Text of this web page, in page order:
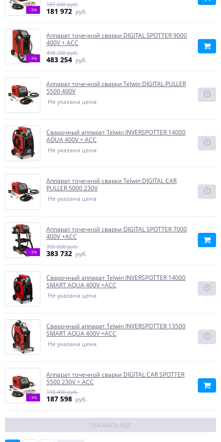
-3% 181 972 руб.
187 600 руб.
-3%
Аппарат точечной сварки DIGITAL SPOTTER 9000
400V + ACC
483 254 руб.
498 200 руб.
Аппарат точечной сварки Telwin DIGITAL PULLER
5500 400V
Не указана цена
Сварочный аппарат Telwin INVERSPOTTER 14000
AQUA 400V + ACC
Не указана цена
Аппарат точечной сварки Telwin DIGITAL CAR
PULLER 5000 230V
Не указана цена
-3%
Аппарат точечной сварки DIGITAL SPOTTER 7000
400V +ACC
383 732 руб.
395 600 руб.
Сварочный аппарат Telwin INVERSPOTTER 14000
SMART AQUA 400V +ACC
Не указана цена
Сварочный аппарат Telwin INVERSPOTTER 13500
SMART AQUA 400V +ACC
Не указана цена
-3%
Аппарат точечной сварки DIGITAL CAR SPOTTER
5500 230V + ACC
187 598 руб.
193 400 руб.
ПОКАЗАТЬ ЕЩЁ